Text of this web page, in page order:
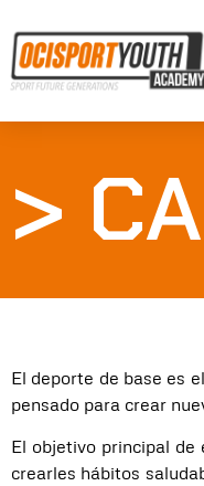
>
El deporte de base es
pensado para crear
El objetivo principal
crearles hábitos